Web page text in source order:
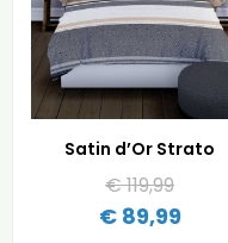
Satin d’Or Strato
€119,99
€89,99